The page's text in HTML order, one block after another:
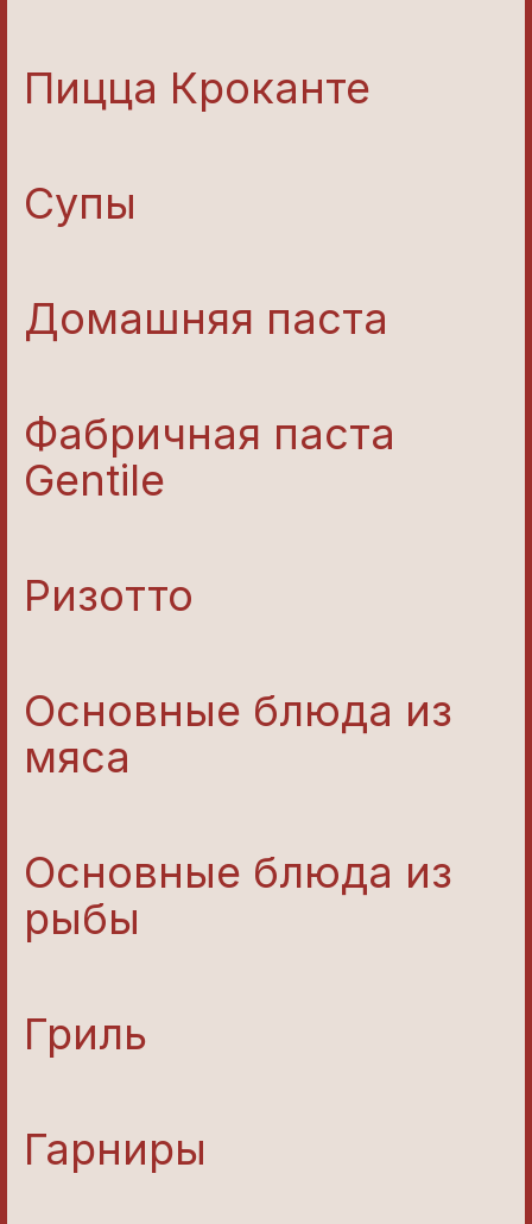
Пицца Кроканте
Супы
Домашняя паста
Фабричная паста
Gentile
Ризотто
Основные блюда из
мяса
Основные блюда из
рыбы
Гриль
Гарниры